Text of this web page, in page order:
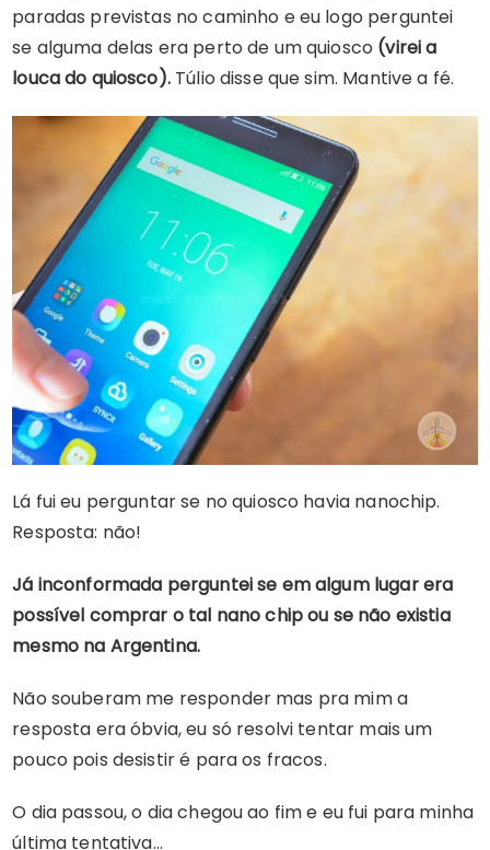
paradas previstas no caminho e eu logo perguntei
se alguma delas era perto de um quiosco (virei a
louca do quiosco).Túlio disse que sim. Mantive a fé.
Lá fui eu perguntar se no quiosco havia nanochip.
Resposta: não!
Já inconformada perguntei se em algum lugar era
possível comprar o tal nano chip ou se não existia
mesmo na Argentina.
Não souberam me responder mas pra mim a
resposta era óbvia, eu só resolvi tentar mais um
pouco pois desistir é para os fracos.
O dia passou, o dia chegou ao fim e eu fui para minha
última tentativa…